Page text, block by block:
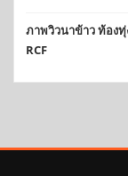
ภาพวิวนาข้าว ท้อง
RCF